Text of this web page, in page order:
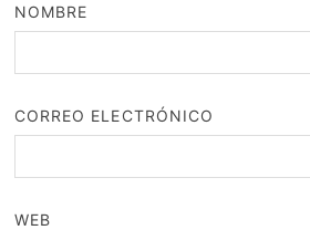
NOMBRE
CORREO ELECTRÓNICO
WEB